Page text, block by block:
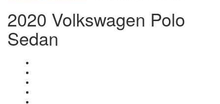
2020 Volkswagen Polo
Sedan